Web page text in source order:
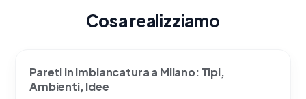
Cosa realizziamo
Pareti in Imbiancatura a Milano: Tipi,
Ambienti, Idee